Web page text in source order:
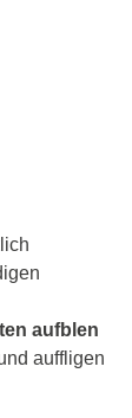
aufblen
auffligen